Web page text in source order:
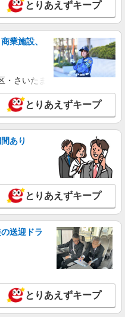
カリースタッフ
円（経験や業務内容によ
下倉田店 神奈川県横浜市
詳細を見る
スタッフ
下倉田店 神奈川県横浜市
詳細を見る
スタッフ
ある場合）
とりあえずキープ
業施設、
・さいたま市岩槻区・久喜市・
とりあえずキープ
あり
とりあえずキープ
送迎ドラ
とりあえずキープ